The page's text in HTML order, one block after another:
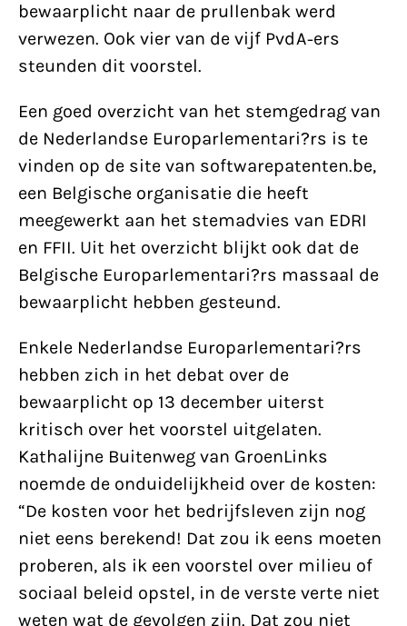
bewaarplicht naar de prullenbak werd
verwezen. Ook vier van de vijf PvdA-ers
steunden dit voorstel.
Een goed overzicht van het stemgedrag van
de Nederlandse Europarlementari?rs is te
vinden op de site van softwarepatenten.be,
een Belgische organisatie die heeft
meegewerkt aan het stemadvies van EDRI
en FFII. Uit het overzicht blijkt ook dat de
Belgische Europarlementari?rs massaal de
bewaarplicht hebben gesteund.
Enkele Nederlandse Europarlementari?rs
hebben zich in het debat over de
bewaarplicht op 13 december uiterst
kritisch over het voorstel uitgelaten.
Kathalijne Buitenweg van GroenLinks
noemde de onduidelijkheid over de kosten:
“De kosten voor het bedrijfsleven zijn nog
niet eens berekend! Dat zou ik eens moeten
proberen, als ik een voorstel over milieu of
sociaal beleid opstel, in de verste verte niet
weten wat de gevolgen zijn. Dat zou niet